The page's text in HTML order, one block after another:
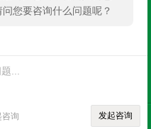
问您要咨询什么问题呢？
咨询 发起咨询
慧城市网 SITEMAP.XML